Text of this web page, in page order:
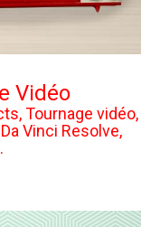
Vidéo
Tournage vidéo,
Vinci Resolve,